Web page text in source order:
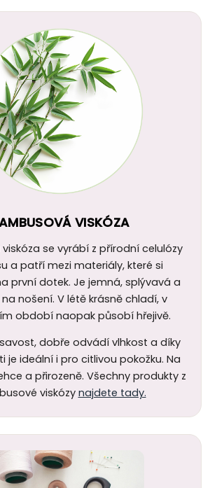
VISKÓZA
se vyrábí z přírodní celulózy
a patří mezi materiály, které si
první dotek. Je jemná, splývavá a
nošení. V létě krásně chladí, v
období naopak působí hřejivě.
dobře odvádí vlhkost a díky
je ideální i pro citlivou pokožku. Na
a přirozeně. Všechny produkty z
viskózy najdete tady.